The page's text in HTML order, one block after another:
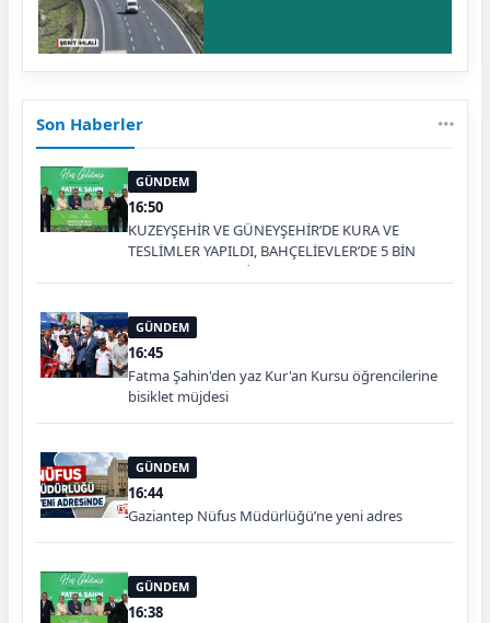
Son Haberler
GÜNDEM
16:50
KUZEYŞEHİR VE GÜNEYŞEHİR’DE KURA VE
TESLİMLER YAPILDI, BAHÇELİEVLER’DE 5 BİN
KONUTUN TEMELİ ATILDI
GÜNDEM
16:45
Fatma Şahin'den yaz Kur'an Kursu öğrencilerine
bisiklet müjdesi
GÜNDEM
16:44
Gaziantep Nüfus Müdürlüğü’ne yeni adres
GÜNDEM
16:38